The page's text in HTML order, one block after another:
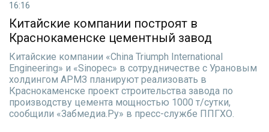
16:16
Китайские компании построят в
Краснокаменске цементный завод
Китайские компании «China Triumph International
Engineering» и «Sinopec» в сотрудничестве с Урановым
холдингом АРМЗ планируют реализовать в
Краснокаменске проект строительства завода по
производству цемента мощностью 1000 т/сутки,
сообщили «Забмедиа.Ру» в пресс-службе ППГХО.